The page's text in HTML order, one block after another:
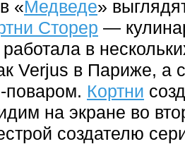
«Медведе»
Сторер —
в
Verjus в Париже, а
Кортни
на экране во
создателю